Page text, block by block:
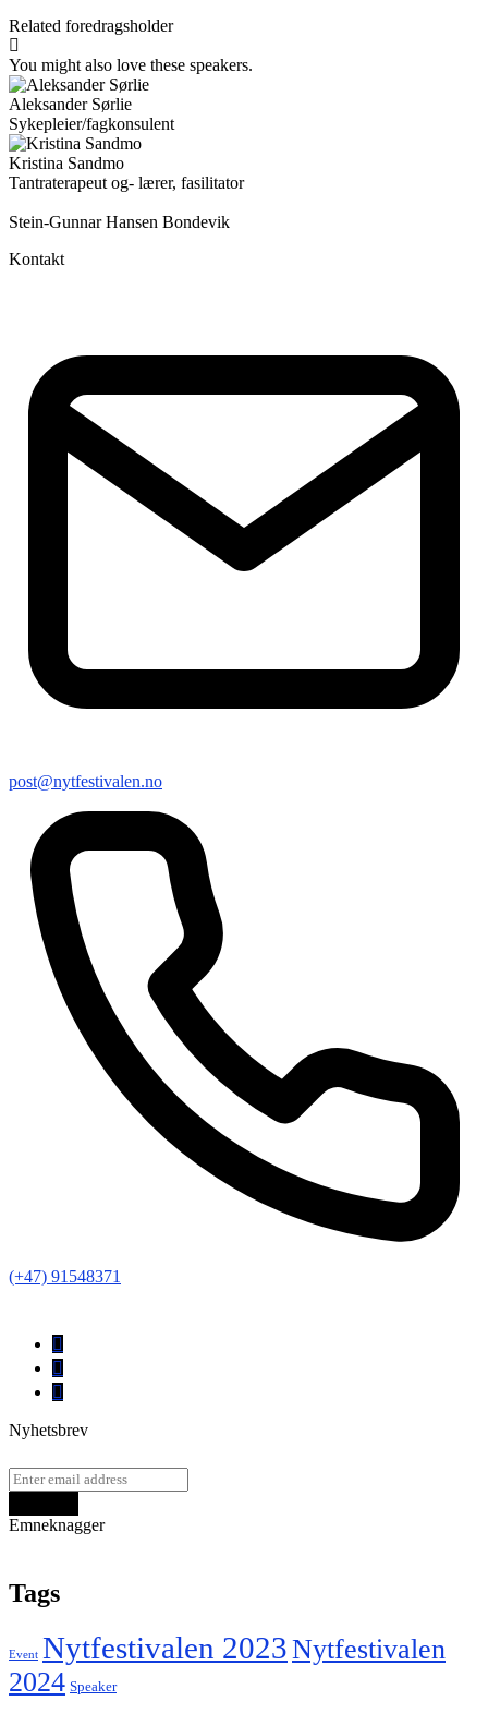
Related foredragsholder
You might also love these speakers.
Aleksander Sørlie
Sykepleier/fagkonsulent
Kristina Sandmo
Tantraterapeut og- lærer, fasilitator
Stein-Gunnar Hansen Bondevik
Kontakt
post@nytfestivalen.no
(+47) 91548371
Nyhetsbrev
Emneknagger
Tags
Event Nytfestivalen 2023Nytfestivalen
2024 Speaker